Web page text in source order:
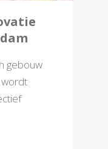
gebouw